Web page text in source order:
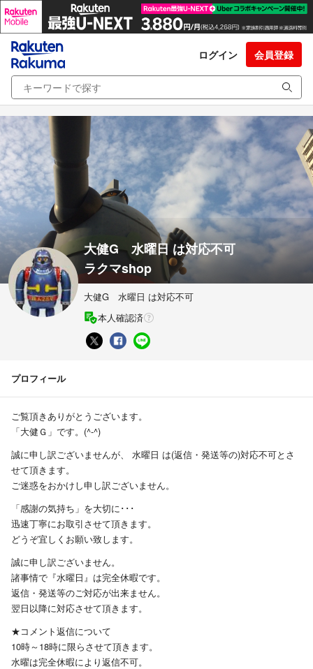
ログイン 会員登録
大健G 水曜日 は対応不可
ラクマshop
大健G 水曜日 は対応不可
本人確認済
プロフィール
ご覧頂きありがとうございます。
「大健Ｇ」です。(^-^)
誠に申し訳ございませんが、 水曜日 は(返信・発送等の)対応不可とさ
せて頂きます。
ご迷惑をおかけし申し訳ございません。
「感謝の気持ち」を大切に･･･
迅速丁寧にお取引させて頂きます。
どうぞ宜しくお願い致します。
誠に申し訳ございません。
諸事情で『水曜日』は完全休暇です。
返信・発送等のご対応が出来ません。
翌日以降に対応させて頂きます。
★コメント返信について
10時～18時に限らさせて頂きます。
水曜は完全休暇により返信不可。